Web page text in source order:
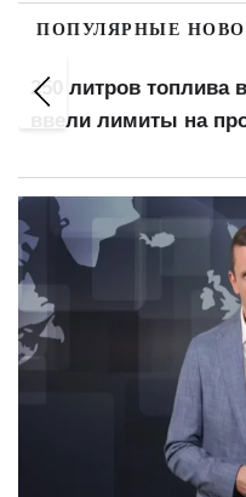
ПОПУЛЯРНЫЕ
250 литров топлива
ввели лимиты на